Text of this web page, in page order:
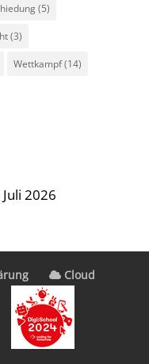
(5)
(3)
Wettkampf(14)
Juli 2026
Cloud